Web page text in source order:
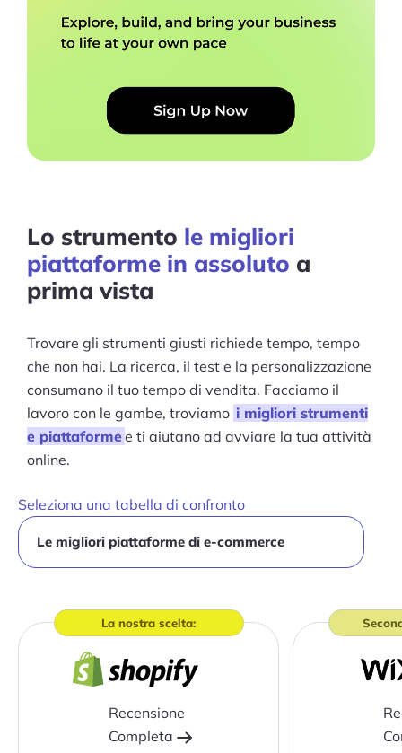
Lo strumento le migliori
piattaforme in assoluto a
prima vista
Trovare gli strumenti giusti richiede tempo, tempo
che non hai. La ricerca, il test e la personalizzazione
consumano il tuo tempo di vendita. Facciamo il
lavoro con le gambe, troviamo i migliori strumenti
e piattaformee ti aiutano ad avviare la tua attività
online.
Seleziona una tabella di confronto
La nostra scelta:
Recensione
Completa